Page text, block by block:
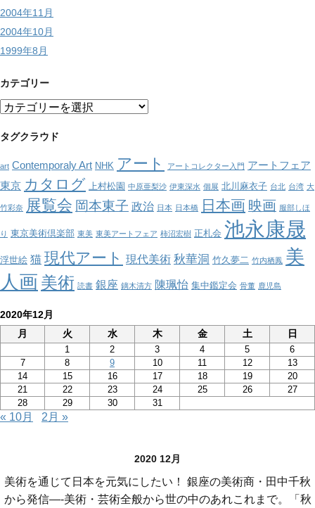
2004年11月
2004年10月
1999年8月
カテゴリー
カ
ゴ
ー
タグクラウド
art Contemporaly Art NHK アート アートコレクター入門 アートフェア
東京 カタログ 上村松園 中原亜梨沙 伊東深水 個展 北川麻衣子 台北 台湾 大
竹彩奈 展覧会 岡本東子 政治 日本 日本橋 日本画 映画 服部しほ
り 東京美術倶楽部 東美 東美アートフェア 柿沼宏樹 正札会 池永康晟
浮世絵 猫 現代アート 現代美術 秋華洞 竹久夢二 竹内栖鳳 美
人画 美術 読書 銀座 鏑木清方 陳珮怡 集中鑑定会 骨董 鹿児島
2020年12月
月
火 水 木 金 土 日
1 2 3 4 5
6
7
8 9 10 11 12
13
14
15 16 17 18 19
20
21
22 23 24 25 26
27
28
29 30 31
« 10月 2月 »
2020 12月
美術を通じて日本を元気にしたい！ 銀座の美術商・田中千秋
から発信—-美術・芸術全般から世の中のあれこれまで。「秋